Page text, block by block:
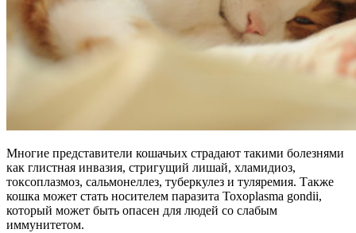
Многие представители кошачьих страдают такими болезнями
как глистная инвазия, стригущий лишай, хламидиоз,
токсоплазмоз, сальмонеллез, туберкулез и туляремия. Также
кошка может стать носителем паразита Toxoplasma gondii,
который может быть опасен для людей со слабым
иммунитетом.